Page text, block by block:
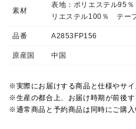
素材
表地：ポリエステル95
リエステル100％ テー
品番 A2853FP156
原産国 中国
※実際にお届けする商品と仕様やサイ
※生産の都合上、お届け時期が前後す
※通常商品と予約商品は同時にご購入